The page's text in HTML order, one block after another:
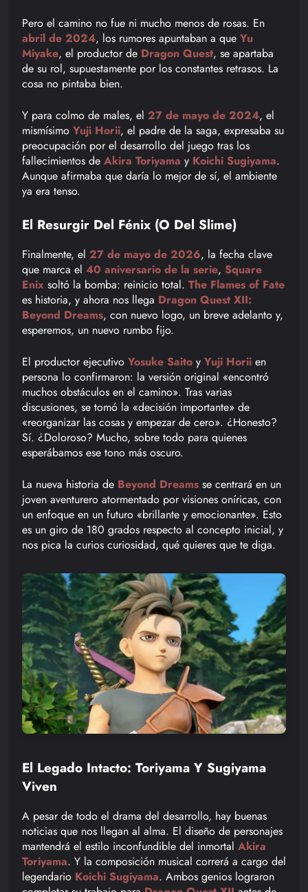
Pero el camino no fue ni mucho menos de rosas. En
abril de 2024, los rumores apuntaban a que Yu
Miyake, el productor de Dragon Quest, se apartaba
de su rol, supuestamente por los constantes retrasos. La
cosa no pintaba bien.
Y para colmo de males, el 27 de mayo de 2024, el
mismísimo Yuji Horii, el padre de la saga, expresaba su
preocupación por el desarrollo del juego tras los
fallecimientos de Akira Toriyama y Koichi Sugiyama.
Aunque afirmaba que daría lo mejor de sí, el ambiente
ya era tenso.
El Resurgir Del Fénix (o Del Slime)
Finalmente, el 27 de mayo de 2026, la fecha clave
que marca el 40 aniversario de la serie, Square
Enix soltó la bomba: reinicio total. The Flames of Fate
es historia, y ahora nos llega Dragon Quest XII:
Beyond Dreams, con nuevo logo, un breve adelanto y,
esperemos, un nuevo rumbo fijo.
El productor ejecutivo Yosuke Saito y Yuji Horii en
persona lo confirmaron: la versión original «encontró
muchos obstáculos en el camino». Tras varias
discusiones, se tomó la «decisión importante» de
«reorganizar las cosas y empezar de cero». ¿Honesto?
Sí. ¿Doloroso? Mucho, sobre todo para quienes
esperábamos ese tono más oscuro.
La nueva historia de Beyond Dreams se centrará en un
joven aventurero atormentado por visiones oníricas, con
un enfoque en un futuro «brillante y emocionante». Esto
es un giro de 180 grados respecto al concepto inicial, y
nos pica la curios curiosidad, qué quieres que te diga.
El Legado Intacto: Toriyama Y Sugiyama
Viven
A pesar de todo el drama del desarrollo, hay buenas
noticias que nos llegan al alma. El diseño de personajes
mantendrá el estilo inconfundible del inmortal Akira
Toriyama. Y la composición musical correrá a cargo del
legendario Koichi Sugiyama. Ambos genios lograron